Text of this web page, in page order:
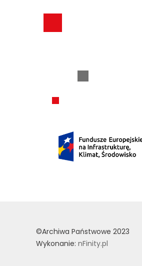
©Archiwa Państwowe 2023
Wykonanie: nFinity.pl